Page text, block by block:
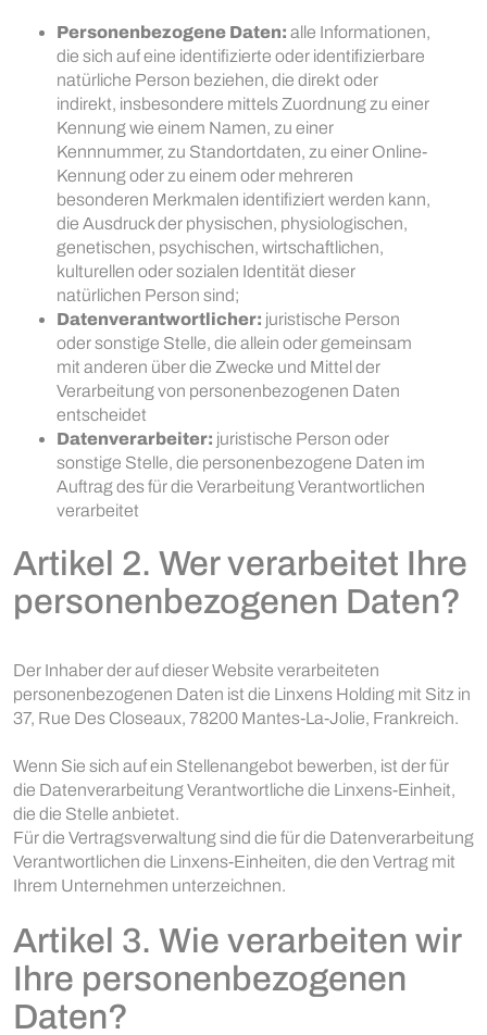
Personenbezogene Daten: alle Informationen,
die sich auf eine identifizierte oder identifizierbare
natürliche Person beziehen, die direkt oder
indirekt, insbesondere mittels Zuordnung zu einer
Kennung wie einem Namen, zu einer
Kennnummer, zu Standortdaten, zu einer Online-
Kennung oder zu einem oder mehreren
besonderen Merkmalen identifiziert werden kann,
die Ausdruck der physischen, physiologischen,
genetischen, psychischen, wirtschaftlichen,
kulturellen oder sozialen Identität dieser
natürlichen Person sind;
Datenverantwortlicher: juristische Person
oder sonstige Stelle, die allein oder gemeinsam
mit anderen über die Zwecke und Mittel der
Verarbeitung von personenbezogenen Daten
entscheidet
Datenverarbeiter: juristische Person oder
sonstige Stelle, die personenbezogene Daten im
Auftrag des für die Verarbeitung Verantwortlichen
verarbeitet
Artikel 2. Wer verarbeitet Ihre
personenbezogenen Daten?
Der Inhaber der auf dieser Website verarbeiteten
personenbezogenen Daten ist die Linxens Holding mit Sitz in
37, Rue Des Closeaux, 78200 Mantes-La-Jolie, Frankreich.
Wenn Sie sich auf ein Stellenangebot bewerben, ist der für
die Datenverarbeitung Verantwortliche die Linxens-Einheit,
die die Stelle anbietet.
Für die Vertragsverwaltung sind die für die Datenverarbeitung
Verantwortlichen die Linxens-Einheiten, die den Vertrag mit
Ihrem Unternehmen unterzeichnen.
Artikel 3. Wie verarbeiten wir
Ihre personenbezogenen
Daten?